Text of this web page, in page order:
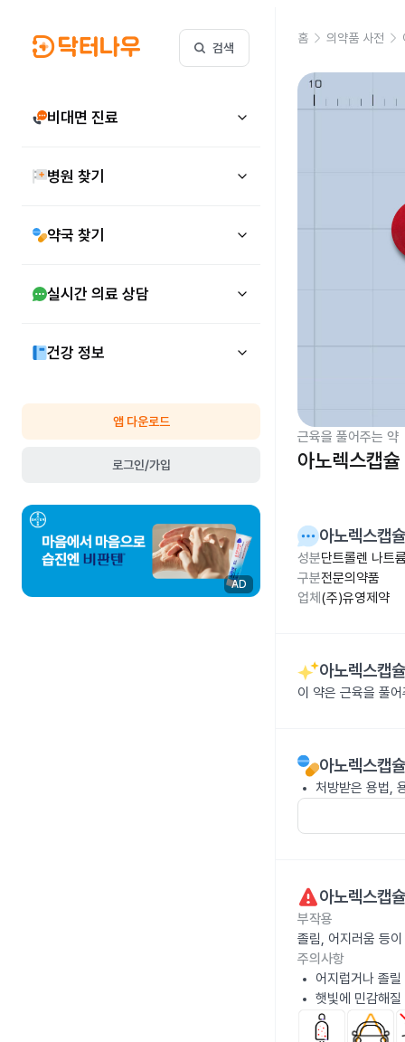
검색
비대면 진료
병원 찾기
약국 찾기
실시간 의료 상담
건강 정보
앱 다운로드
로그인/가입
AD
홈 의약품 사전
근육을 풀어주는 약
아노렉스캡
아노렉스캡
성분단트롤렌 나트
구분전문의약품
업체 (주)유영제약
아노렉스캡
이 약은 근육을 풀
아노렉스캡
처방받은 용법,
아노렉스캡
부작용
졸림, 어지러움 등
주의사항
어지럽거나 졸
햇빛에 민감해